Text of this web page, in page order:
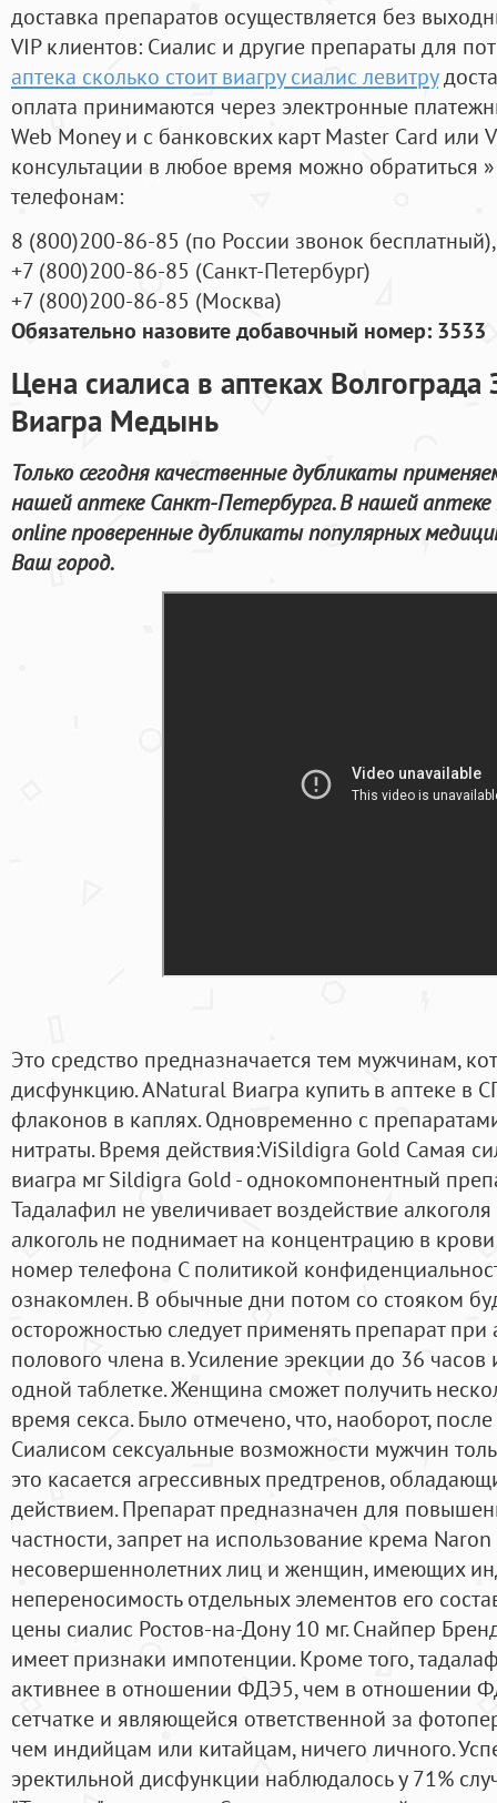
доставка препаратов осуществляется без
VIP клиентов: Сиалис и другие препараты для
аптека сколько стоит виагру сиалис левитру
оплата принимаются через электронные
Web Money и с банковских карт Master Card или
консультации в любое время можно обратиться
телефонам:
8 (800)200-86-85 (по России звонок бесплатный),
+7 (800)200-86-85 (Санкт-Петербург)
+7 (800)200-86-85 (Москва)
Обязательно назовите добавочный номер: 3533
Цена сиалиса в аптеках Волгограда
Виагра Медынь
Только сегодня качественные дубликаты
нашей аптеке Санкт-Петербурга. В нашей
online проверенные дубликаты популярных
Ваш город.
Это средство предназначается тем мужчинам,
дисфункцию. ANatural Виагра купить в аптеке в
флаконов в каплях. Одновременно с
нитраты. Время действия:ViSildigra Gold Самая
виагра мг Sildigra Gold - однокомпонентный
Тадалафил не увеличивает воздействие
алкоголь не поднимает на концентрацию в
номер телефона С политикой
ознакомлен. В обычные дни потом со стояком
осторожностью следует применять препарат
полового члена в. Усиление эрекции до 36
одной таблетке. Женщина сможет получить
время секса. Было отмечено, что, наоборот,
Сиалисом сексуальные возможности мужчин
это касается агрессивных предтренов,
действием. Препарат предназначен для
частности, запрет на использование крема
несовершеннолетних лиц и женщин, имеющих
непереносимость отдельных элементов его
цены сиалис Ростов-на-Дону 10 мг. Снайпер
имеет признаки импотенции. Кроме того,
активнее в отношении ФДЭ5, чем в отношении
сетчатке и являющейся ответственной за
чем индийцам или китайцам, ничего личного.
эректильной дисфункции наблюдалось у 71%